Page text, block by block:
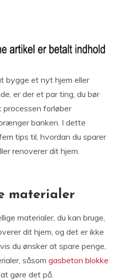
bygge et nyt hjem eller
er der et par ting, du bør
processen forløber
banken. I dette
tips til, hvordan du sparer
renoverer dit hjem.
materialer
materialer, du kan bruge,
dit hjem, og det er ikke
du ønsker at spare penge,
såsom gasbeton blokke
gøre det på.